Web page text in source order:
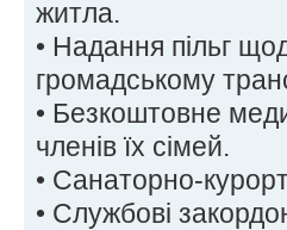
житла.
• Надання пільг
громадському
• Безкоштовне
членів їх сімей.
• Санаторно-
• Службові